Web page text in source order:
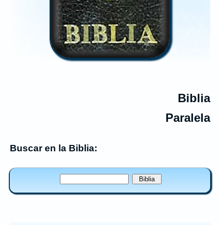
Biblia
Paralela
Buscar en la Biblia: